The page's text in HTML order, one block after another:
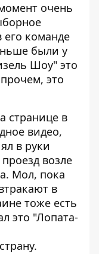
очень
его команде
были у
Шоу" это
это
странице в
видео,
в руки
возле
Мол, пока
в
тоже есть
это "Лопата-